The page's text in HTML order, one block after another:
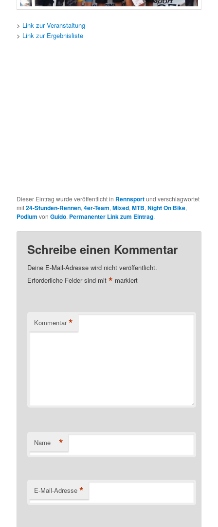
> Link zur Veranstaltung
> Link zur Ergebnisliste
Dieser Eintrag wurde veröffentlicht in Rennsportund verschlagwortet
mit24-Stunden-Rennen,4er-Team,Mixed,MTB,Night On Bike,
Podium vonGuido. Permanenter Link zum Eintrag.
Schreibe einen Kommentar
Deine E-Mail-Adresse wird nicht veröffentlicht.
Erforderliche Felder sind mit* markiert
Kommentar *
Name *
E-Mail-Adresse *